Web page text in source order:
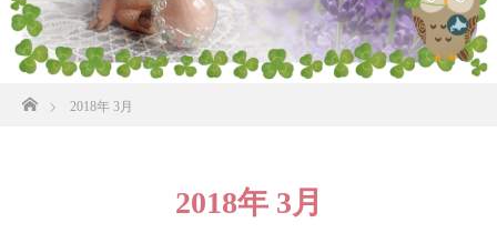
ホーム
2018年 3月
2018年 3月